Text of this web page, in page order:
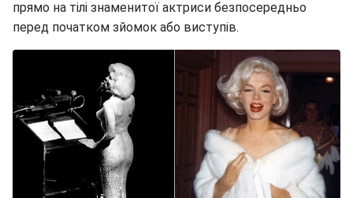
прямо на тілі знаменитої актриси безпосередньо
перед початком зйомок або виступів.